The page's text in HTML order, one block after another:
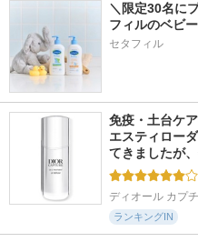
＼限定30名に
フィルのベビ
セタフィル
免疫・土台ケ
エスティロー
てきましたが
ディオール カプ
ランキングIN